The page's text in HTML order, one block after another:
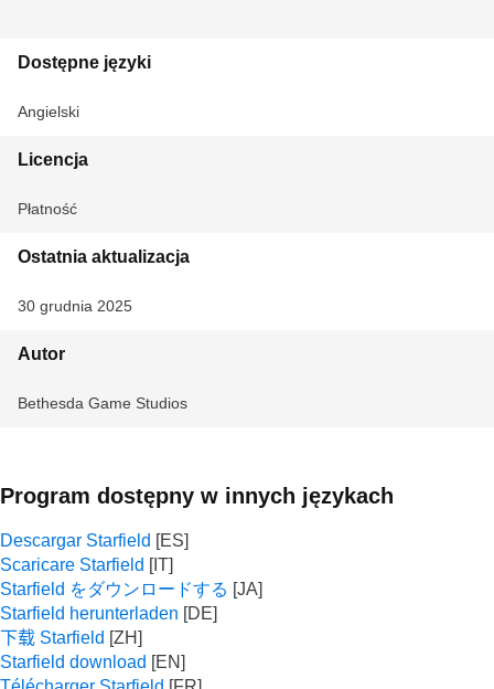
Dostępne języki
Angielski
Licencja
Płatność
Ostatnia aktualizacja
30 grudnia 2025
Autor
Bethesda Game Studios
Program dostępny w innych językach
Descargar Starfield
Scaricare Starfield
Starfield をダウンロードする
Starfield herunterladen
下载 Starfield
Starfield download